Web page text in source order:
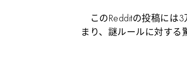
このRedditの投稿には
まり、謎ルールに対する